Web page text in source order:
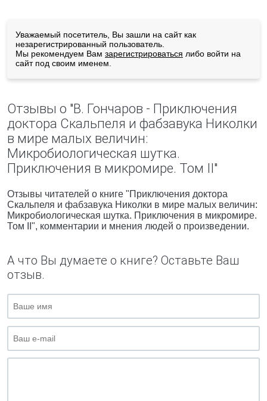
Уважаемый посетитель, Вы зашли на сайт как
незарегистрированный пользователь.
Мы рекомендуем Вам зарегистрироваться либо войти на
сайт под своим именем.
Отзывы о "В. Гончаров - Приключения
доктора Скальпеля и фабзавука Николки
в мире малых величин:
Микробиологическая шутка.
Приключения в микромире. Том II"
Отзывы читателей о книге "Приключения доктора
Скальпеля и фабзавука Николки в мире малых величин:
Микробиологическая шутка. Приключения в микромире.
Том II", комментарии и мнения людей о произведении.
А что Вы думаете о книге? Оставьте Ваш
отзыв.